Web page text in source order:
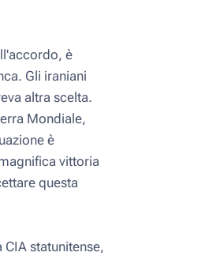
è
Gli iraniani
altra scelta.
Mondiale,
è
vittoria
questa
statunitense,